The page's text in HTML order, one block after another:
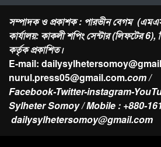
সম্পাদক ও প্রকাশক : পারভীন বেগম
কার্যালয়: কাকলী শপিং সেন্টার (লিফটের
কর্তৃক প্রকাশিত।
E-mail:
nurul.press05@gmail.com.com /
Facebook-Twitter-instagram-
Sylheter Somoy / Mobile : +880-
dailysylhetersomoy@gmail.com